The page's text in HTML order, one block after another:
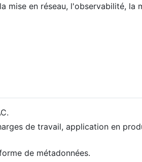
en réseau, l'observabilité, la
de travail, application en
de métadonnées.